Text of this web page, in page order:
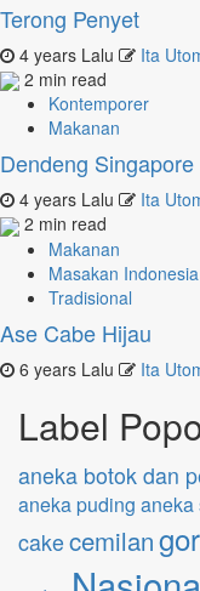
Terong Penyet
4 years Lalu
Ita
2 min read
Kontemporer
Makanan
Dendeng
4 years Lalu
Ita
2 min read
Makanan
Masakan Indonesia
Tradisional
Ase Cabe Hijau
6 years Lalu Ita
Label
aneka botok dan
aneka puding aneka
cake cemilan